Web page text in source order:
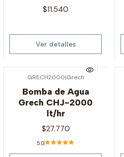
$11.540
Ver detalles
GRECH2000|Grech
Bomba de Agua
Grech CHJ-2000
lt/hr
$27.770
5.0